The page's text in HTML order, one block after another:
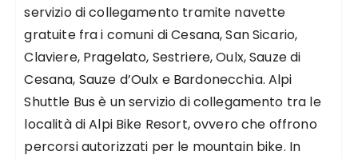
servizio di collegamento tramite navette
gratuite fra i comuni di Cesana, San Sicario,
Claviere, Pragelato, Sestriere, Oulx, Sauze di
Cesana, Sauze d’Oulx e Bardonecchia. Alpi
Shuttle Bus è un servizio di collegamento tra le
località di Alpi Bike Resort, ovvero che offrono
percorsi autorizzati per le mountain bike. In